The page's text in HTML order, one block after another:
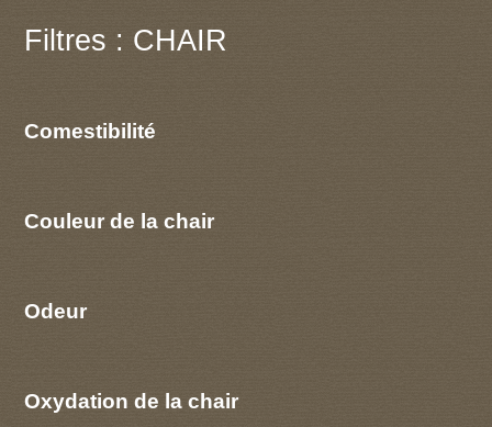
Filtres : CHAIR
Comestibilité
Couleur de la chair
Odeur
Oxydation de la chair